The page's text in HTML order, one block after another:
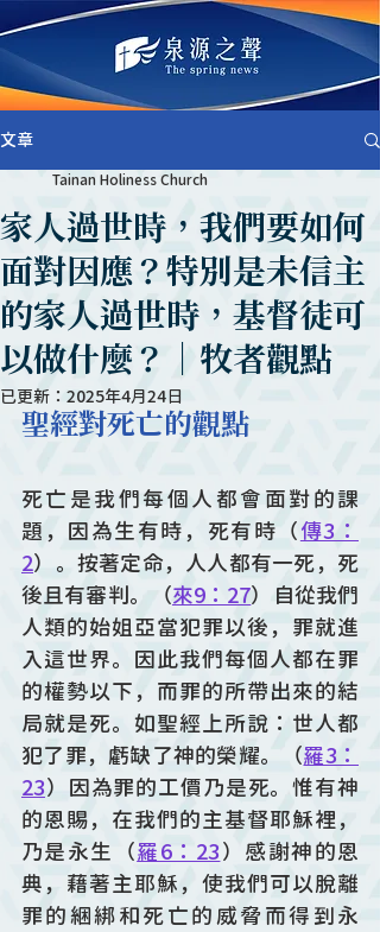
文章
家人過世時，我們要如何
面對因應？特別是未信主
的家人過世時，基督徒可
以做什麼？｜牧者觀點
Tainan Holiness Church
已更新： 2025年4月24日
聖經對死亡的觀點
死亡是我們每個人都會面對的課
題，因為生有時，死有時（傳3：
2）。按著定命，人人都有一死，死
後且有審判。（來9：27）自從我們
人類的始姐亞當犯罪以後，罪就進
入這世界。因此我們每個人都在罪
的權勢以下，而罪的所帶出來的結
局就是死。如聖經上所說：世人都
犯了罪，虧缺了神的榮耀。（羅3：
23）因為罪的工價乃是死。惟有神
的恩賜，在我們的主基督耶穌裡，
乃是永生（羅6：23）感謝神的恩
典，藉著主耶穌，使我們可以脫離
罪的綑綁和死亡的威脅而得到永